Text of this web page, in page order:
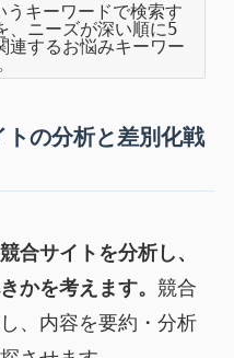
うキーワードで検索す
、ニーズが深い順に5
連するお悩みキーワー
の分析と差別化戦
合サイトを分析し、
かを考えます。 競合
、内容を要約・分析